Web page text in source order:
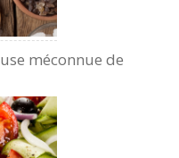
méconnue de